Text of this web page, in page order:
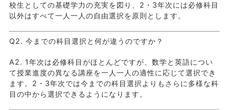
校生としての基礎学力の充実を図り、2・3年次には必修科目
以外はすべて一人一人の自由選択を原則とします。
Q2. 今までの科目選択と何が違うのですか？
A2. 1年次は必修科目がほとんどですが、数学と英語につい
て授業進度の異なる講座を一人一人の適性に応じて選択でき
ます。2・3年次では今までの科目選択よりもさらに多様な科
目の中から選択できるようになります。